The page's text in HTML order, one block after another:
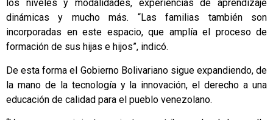
los niveles y modalidades, experiencias de aprendizaje
dinámicas y mucho más. “Las familias también son
incorporadas en este espacio, que amplía el proceso de
formación de sus hijas e hijos”, indicó.
De esta forma el Gobierno Bolivariano sigue expandiendo, de
la mano de la tecnología y la innovación, el derecho a una
educación de calidad para el pueblo venezolano.